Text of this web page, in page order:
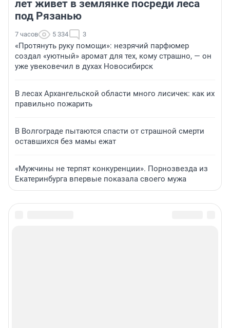
лет живет в землянке посреди леса
под Рязанью
7 часов 5 334 3
«Протянуть руку помощи»: незрячий парфюмер
создал «уютный» аромат для тех, кому страшно, — он
уже увековечил в духах Новосибирск
В лесах Архангельской области много лисичек: как их
правильно пожарить
В Волгограде пытаются спасти от страшной смерти
оставшихся без мамы ежат
«Мужчины не терпят конкуренции». Порнозвезда из
Екатеринбурга впервые показала своего мужа